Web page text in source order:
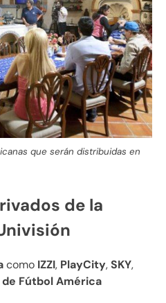
que serán distribuidas en
de la
como IZZI, PlayCity,SKY,
Fútbol América